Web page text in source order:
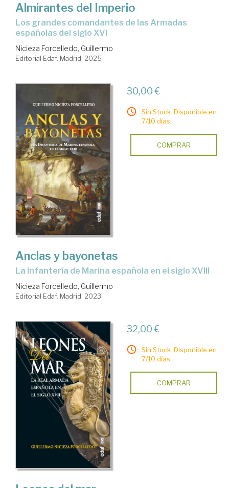
Almirantes del Imperio
Los grandes comandantes de las Armadas
españolas del siglo XVI
Nicieza Forcelledo, Guillermo
Editorial Edaf. Madrid, 2025
30,00 €
Sin Stock. Disponible en
7/10 días.
COMPRAR
Anclas y bayonetas
la Infantería de Marina española en el siglo XVIII
Nicieza Forcelledo, Guillermo
Editorial Edaf. Madrid, 2023
32,00 €
Sin Stock. Disponible en
7/10 días.
COMPRAR